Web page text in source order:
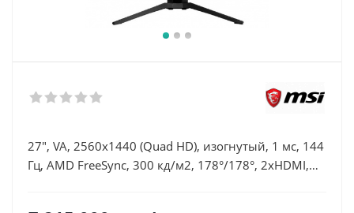
27", VA, 2560x1440 (Quad HD), изогнутый, 1 мс, 144
Гц, AMD FreeSync, 300 кд/м2, 178°/178°, 2xHDMI,